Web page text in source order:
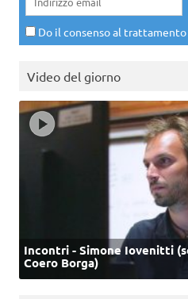
Do il consenso al
Video del giorno
Incontri - Simone Iovenitti
Coero Borga)